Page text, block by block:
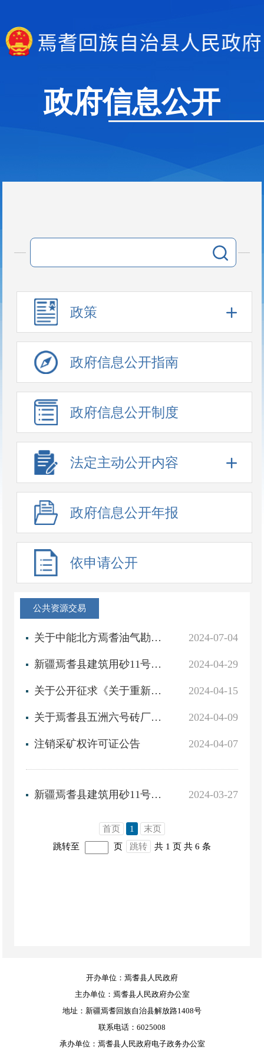
政府信息公开
政策
政府信息公开指南
政府信息公开制度
法定主动公开内容
政府信息公开年报
依申请公开
公共资源交易
2024-07-04
关于中能北方焉耆油气勘探开发有限责任公司北气1井项目新增临时用地土地复垦方案报告表审查结果的公示
2024-04-29
新疆焉耆县建筑用砂11号矿采矿权拍卖出让结果公示
2024-04-15
关于公开征求《关于重新公布实施焉耆回族自治县征收农用地区片综合地价的通知》（征求意见稿）意见的公告
2024-04-09
关于焉耆县五洲六号砖厂粘土矿等3个矿产资源开发利用与生态保护修复方案通过审查的公示
2024-04-07
注销采矿权许可证公告
2024-03-27
新疆焉耆县建筑用砂11号矿采矿权拍卖出让公告
首页 1
末页
跳转至
页 跳转 共 1 页 共 6 条
开办单位：焉耆县人民政府
主办单位：焉耆县人民政府办公室
地址：新疆焉耆回族自治县解放路1408号
联系电话：6025008
承办单位：焉耆县人民政府电子政务办公室